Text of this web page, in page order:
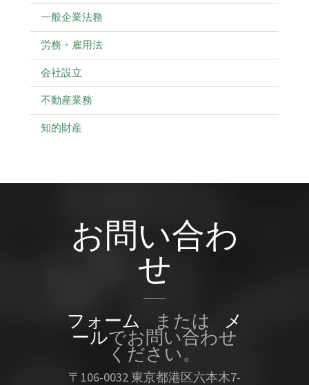
一般企業法務
労務・雇用法
会社設立
不動産業務
知的財産
お問い合わ
せ
フォーム または メ
ールでお問い合わせ
ください。
〒106-0032 東京都港区六本木7-